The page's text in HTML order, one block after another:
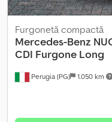
Perugia (PG) 1.050 km
Furgonetă compactă
Mercedes-Benz
CDI Furgone Long